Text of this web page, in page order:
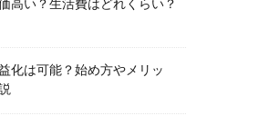
高い？生活費はどれくらい？
化は可能？始め方やメリッ